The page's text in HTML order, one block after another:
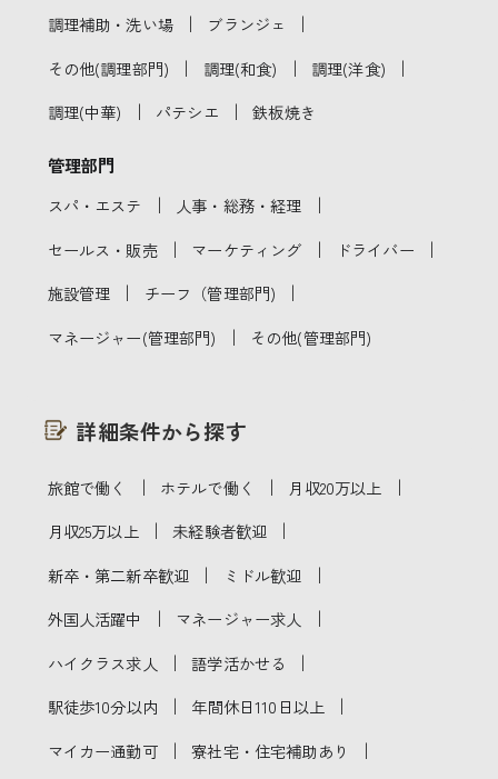
調理補助・洗い場 ｜ ブランジェ ｜
その他(調理部門) ｜ 調理(和食) ｜ 調理(洋食) ｜
調理(中華) ｜ パテシエ ｜ 鉄板焼き
管理部門
スパ・エステ ｜ 人事・総務・経理 ｜
セールス・販売 ｜ マーケティング ｜ ドライバー ｜
施設管理 ｜ チーフ（管理部門) ｜
マネージャー(管理部門) ｜ その他(管理部門)
詳細条件から探す
旅館で働く ｜ ホテルで働く ｜ 月収20万以上 ｜
月収25万以上 ｜ 未経験者歓迎 ｜
新卒・第二新卒歓迎 ｜ ミドル歓迎 ｜
外国人活躍中 ｜ マネージャー求人 ｜
ハイクラス求人 ｜ 語学活かせる ｜
駅徒歩10分以内 ｜ 年間休日110日以上 ｜
マイカー通勤可 ｜ 寮社宅・住宅補助あり ｜